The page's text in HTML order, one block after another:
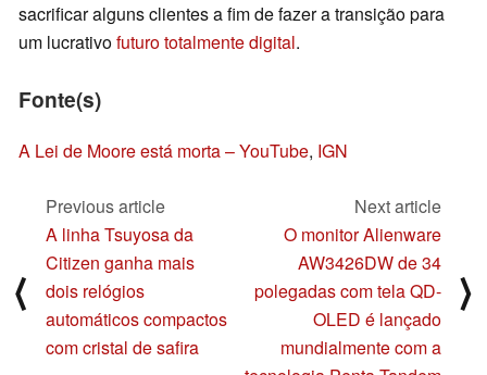
sacrificar alguns clientes a fim de fazer a transição para
um lucrativofuturo totalmente digital.
Fonte(s)
A Lei de Moore está morta – YouTube, IGN
⟨
Previous article
A linha Tsuyosa da
Citizen ganha mais
dois relógios
automáticos compactos
com cristal de safira
Next article
O monitor Alienware
AW3426DW de 34
polegadas com tela QD-
OLED é lançado
mundialmente com a
⟩